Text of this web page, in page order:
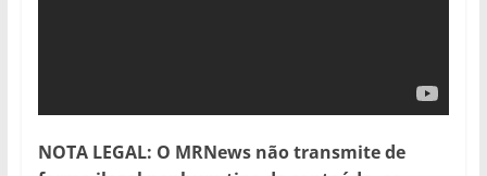
NOTA LEGAL: O MRNews não transmite de